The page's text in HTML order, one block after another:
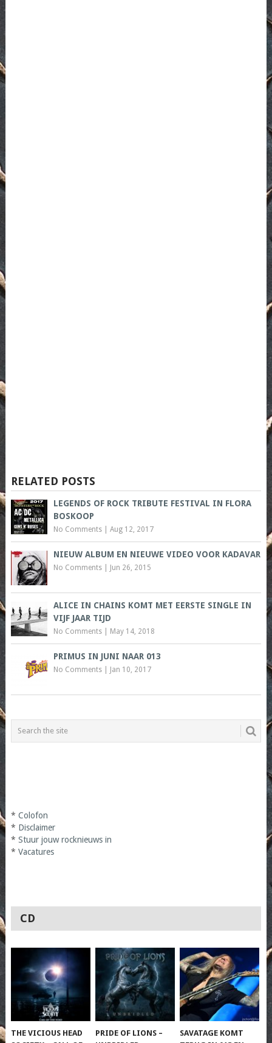
RELATED POSTS
LEGENDS OF ROCK TRIBUTE FESTIVAL IN FLORA
BOSKOOP
No Comments| Aug 12, 2017
NIEUW ALBUM EN NIEUWE VIDEO VOOR KADAVAR
No Comments| Jun 26, 2015
ALICE IN CHAINS KOMT MET EERSTE SINGLE IN
VIJF JAAR TIJD
No Comments| May 14, 2018
PRIMUS IN JUNI NAAR 013
No Comments| Jan 10, 2017
* Colofon
* Disclaimer
* Stuur jouw rocknieuws in
* Vacatures
CD
THE VICIOUS HEAD
PRIDE OF LIONS –
SAVATAGE KOMT